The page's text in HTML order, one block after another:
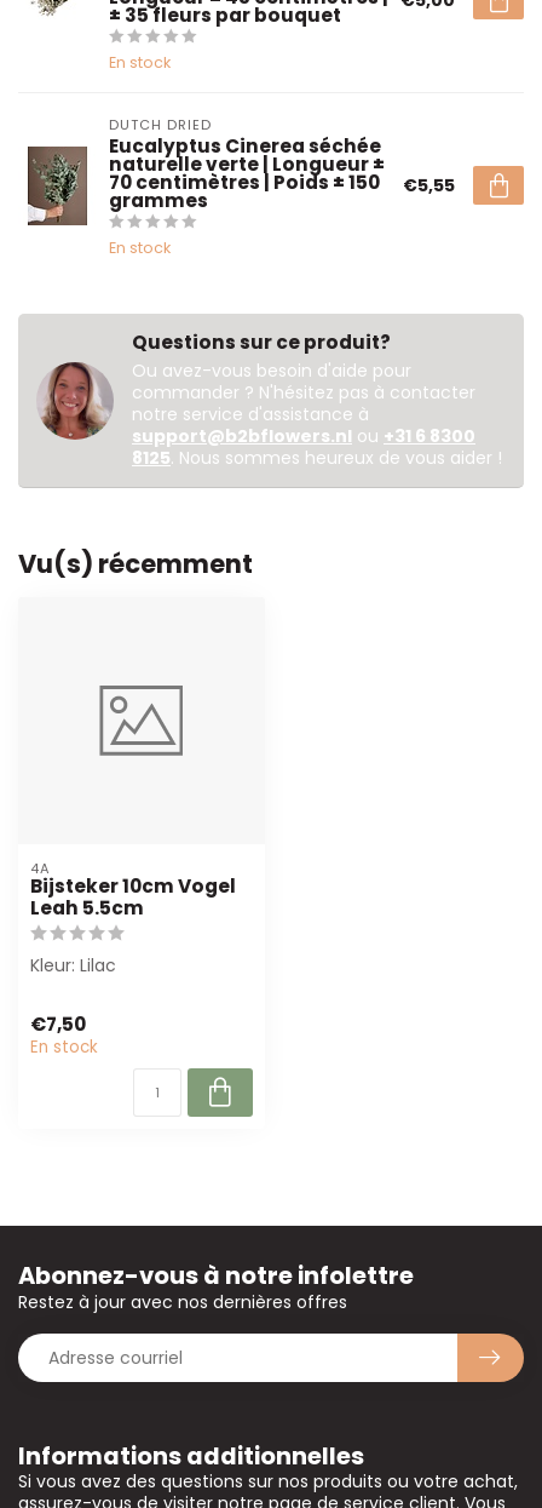
± 35 fleurs par bouquet
En stock
DUTCH DRIED
Eucalyptus Cinerea séchée
naturelle verte | Longueur ±
70 centimètres | Poids ± 150
grammes
En stock
€5,55
Questions sur ce produit?
Ou avez-vous besoin d'aide pour
commander ? N'hésitez pas à contacter
notre service d'assistance à
support@b2bflowers.nl ou +31 6 8300
8125. Nous sommes heureux de vous aider !
Vu(s) récemment
4A
Bijsteker 10cm Vogel
Leah 5.5cm
Kleur: Lilac
€7,50
En stock
Informations additionnelles
Si vous avez des questions sur nos produits ou votre achat,
Abonnez-vous à notre infolettre
Restez à jour avec nos dernières offres